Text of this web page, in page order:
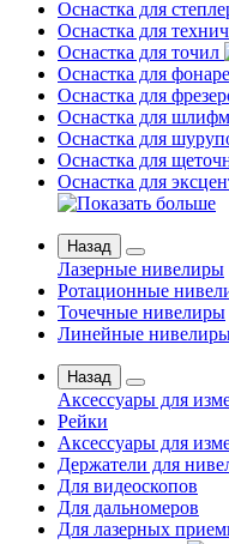
Оснастка для
Оснастка для
Оснастка для точил
Оснастка для
Оснастка для
Оснастка для
Оснастка для
Оснастка для
Оснастка для
Назад
Лазерные нивелиры
Ротационные
Точечные нивелиры
Линейные
Назад
Аксессуары для
Рейки
Аксессуары для
Держатели для
Для видеоскопов
Для дальномеров
Для лазерных